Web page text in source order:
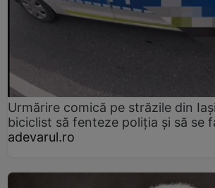
Urmărire comică pe străzile din
biciclist să fenteze poliția și să se
adevarul.ro